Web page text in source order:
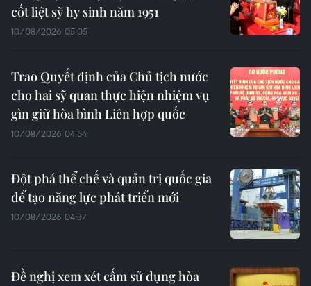
cốt liệt sỹ hy sinh năm 1951
10/08/2026 05:05
Trao Quyết định của Chủ tịch nước
cho hai sỹ quan thực hiện nhiệm vụ
gìn giữ hòa bình Liên hợp quốc
10/08/2026 04:54
Đột phá thể chế và quản trị quốc gia
để tạo năng lực phát triển mới
10/08/2026 04:37
Đề nghị xem xét cấm sử dụng hòa